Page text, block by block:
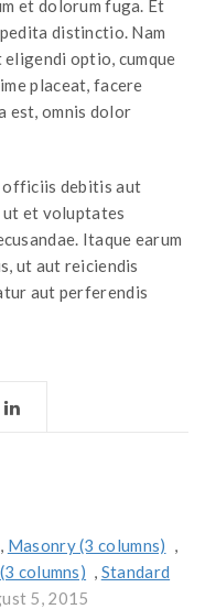
et dolorum fuga. Et
distinctio. Nam
optio, cumque
placeat, facere
est, omnis dolor
officiis debitis aut
ut et voluptates
Itaque earum
ut aut reiciendis
aut perferendis
, Masonry (3 columns) ,
columns) , Standard
5, 2015